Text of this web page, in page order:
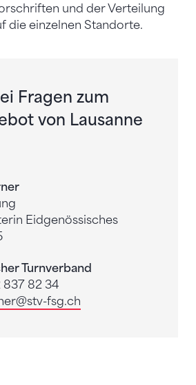
und der Verteilung
die einzelnen Standorte.
Fragen zum
von Lausanne
Eidgenössisches
Turnverband
837 82 34
@stv-fsg.ch